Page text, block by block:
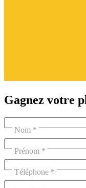
Gagnez votre
Nom
Prénom
Téléphone